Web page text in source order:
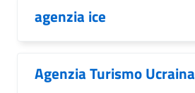
agenzia ice
Agenzia Turismo Ucraina